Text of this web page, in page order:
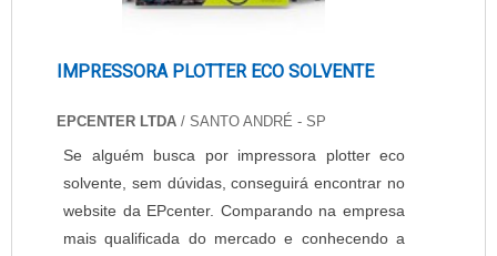
IMPRESSORA PLOTTER ECO SOLVENTE
EPCENTER LTDA / SANTO ANDRÉ - SP
Se alguém busca por impressora plotter eco
solvente, sem dúvidas, conseguirá encontrar no
website da EPcenter. Comparando na empresa
mais qualificada do mercado e conhecendo a